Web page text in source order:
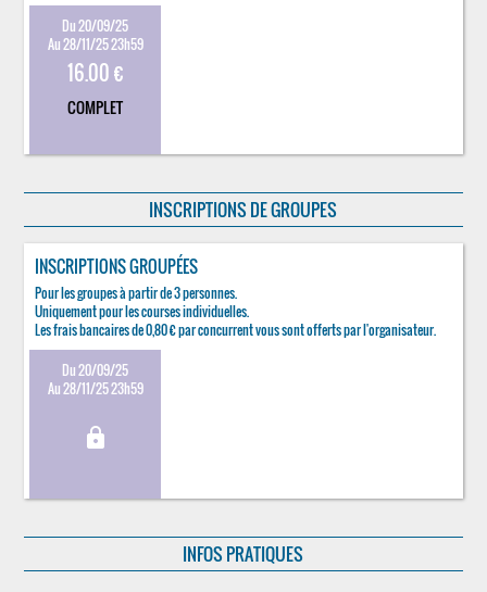
Du 20/09/25
Au 28/11/25 23h59
16.00 €
COMPLET
INSCRIPTIONS DE GROUPES
INSCRIPTIONS GROUPÉES
Pour les groupes à partir de 3 personnes.
Uniquement pour les courses individuelles.
Les frais bancaires de 0,80 € par concurrent vous sont offerts par l'organisateur.
Du 20/09/25
Au 28/11/25 23h59
lock
INFOS PRATIQUES